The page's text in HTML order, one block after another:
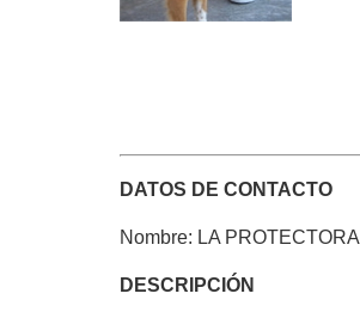
DATOS DE CONTACTO
Nombre: LA PROTECTORA
DESCRIPCIÓN